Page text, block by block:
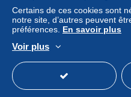
Certains de ces cookies sont
notre site, d’autres peuvent
préférences. En savoir plus
Voir plus